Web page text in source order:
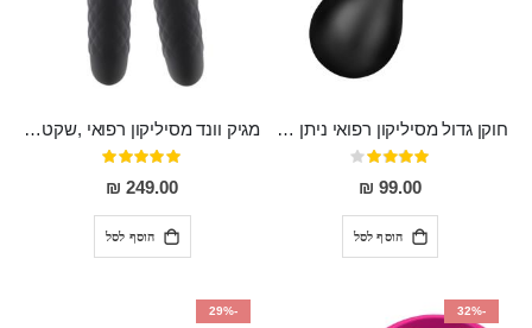
חוקן גדול מסיליקון רפואי ניתן לשימוש גם כפלאג וגם כחרוזים אנאלים
דירוג:
80%
99.00 ₪
הוסף לסל
מגיק וונד מסיליקון רפואי ,שקט במיוחד, נטען בעל 10 מהירויות שונות "Erna"
דירוג:
100%
249.00 ₪
הוסף לסל
-32%
-29%